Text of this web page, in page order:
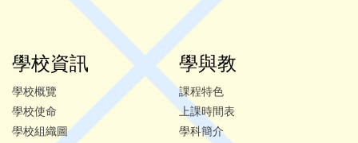
學校資訊
學校概覽
學校使命
學校組織圖
學與教
課程特色
上課時間表
學科簡介